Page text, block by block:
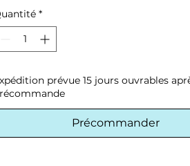
*
prévue 15 jours ouvrables
Précommander